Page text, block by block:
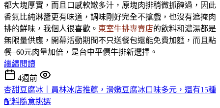
都大塊厚實，而且口感軟嫩多汁，原塊肉排稍微抓醃過，因此
香氣比純淋醬更有味道，調味剛好完全不搶戲，也沒有遮掩肉
排的鮮味，我個人很喜歡。 東室牛排專賣店的飲料和濃湯都是
無限量供應，開幕活動期間不只送餐包還能免費加麵，而且點
餐+60元肉量加倍，是台中平價牛排新選擇。
繼續閱讀
4週前
杏甜豆腐冰｜員林冰店推薦，滑嫩豆腐冰口味多元，還有15種
配料隨意挑選